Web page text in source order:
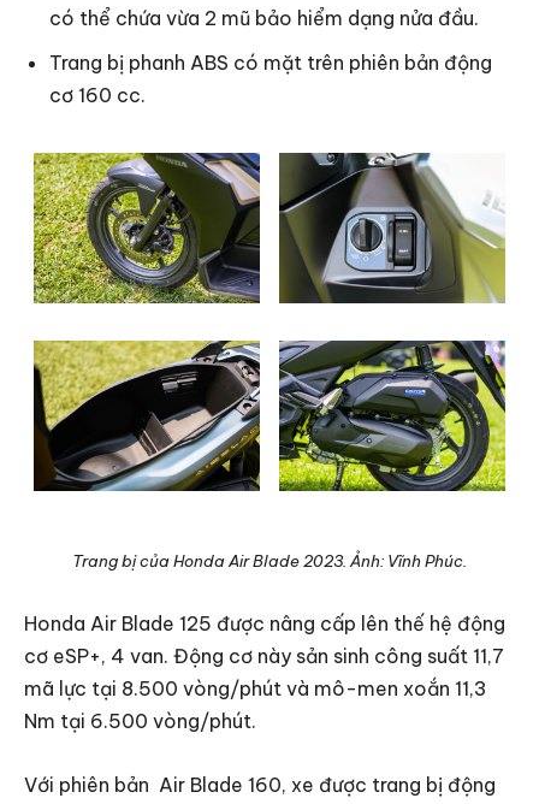
có thể chứa vừa 2 mũ bảo hiểm dạng nửa đầu.
Trang bị phanh ABS có mặt trên phiên bản động
cơ 160 cc.
Trang bị của Honda Air Blade 2023. Ảnh: Vĩnh Phúc.
Honda Air Blade 125 được nâng cấp lên thế hệ động
cơ eSP+, 4 van. Động cơ này sản sinh công suất 11,7
mã lực tại 8.500 vòng/phút và mô-men xoắn 11,3
Nm tại 6.500 vòng/phút.
Với phiên bản Air Blade 160, xe được trang bị động